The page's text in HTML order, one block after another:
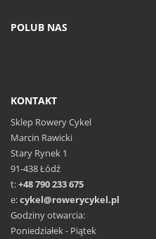
POLUB NAS
KONTAKT
Sklep Rowery Cykel
Marcin Rawicki
Stary Rynek 1
91-438 Łódź
t:+48 790 233 675
e:cykel@rowerycykel.pl
Godziny otwarcia:
Poniedziałek - Piątek